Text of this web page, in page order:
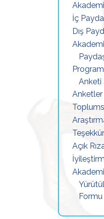
İç
Dış
Anketi
Anketler
Açık
Formu